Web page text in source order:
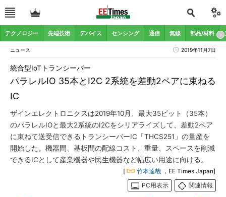
テクノロジー 先端技術 デバイス センシング 通信 無線 部品/材料
ニュース 2019年11月7日
パラレルIO 35本とI2C 2系統を差動2ペアに束ねる
IC
統合型IoTトランシーバー
ザインエレクトロニクスは2019年10月、最大35ビット（35本）
のパラレルIOと最大2系統のI2Cをシリアライズして、差動2ペア
に束ねて送受信できるトランシーバーIC「THCS251」の量産を
開始した。機器間、基板間の配線コスト、重量、スペースを削減
できるICとして産業機器や民生機器など幅広い用途に向ける。
[ 竹本達哉 ，EE Times Japan]
PC用表示
関連情報